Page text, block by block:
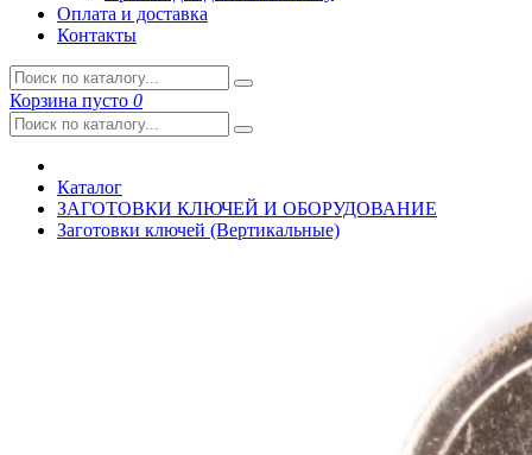
Оплата и доставка
Контакты
Корзина пусто 0
Каталог
ЗАГОТОВКИ КЛЮЧЕЙ И ОБОРУДОВАНИЕ
Заготовки ключей (Вертикальные)